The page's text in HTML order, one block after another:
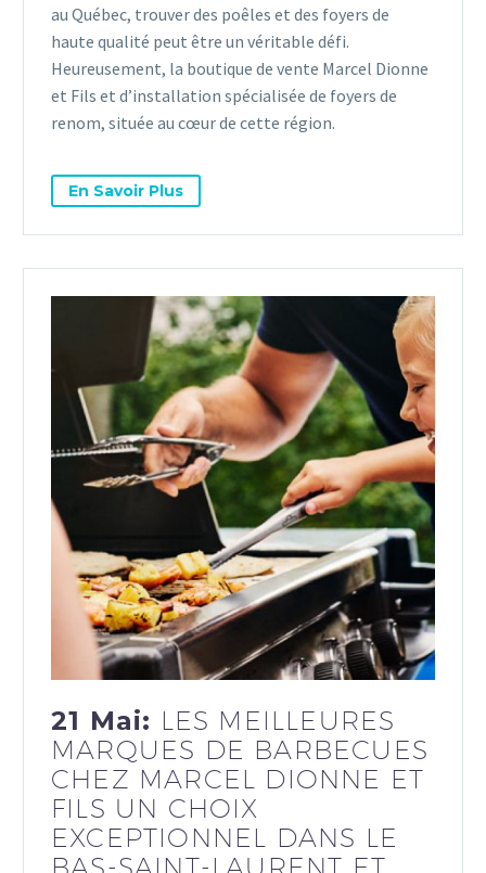
au Québec, trouver des poêles et des foyers de
haute qualité peut être un véritable défi.
Heureusement, la boutique de vente Marcel Dionne
et Fils et d’installation spécialisée de foyers de
renom, située au cœur de cette région.
En Savoir Plus
21 Mai: LES MEILLEURES
MARQUES DE BARBECUES
CHEZ MARCEL DIONNE ET
FILS UN CHOIX
EXCEPTIONNEL DANS LE
BAS-SAINT-LAURENT ET